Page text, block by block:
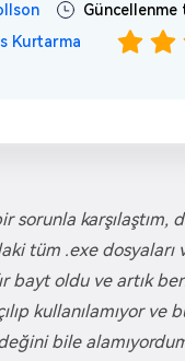
Kurtarma
sorunla karşılaştım,
tüm .exe dosyaları
bayt oldu ve artık
kullanılamıyor ve
bile